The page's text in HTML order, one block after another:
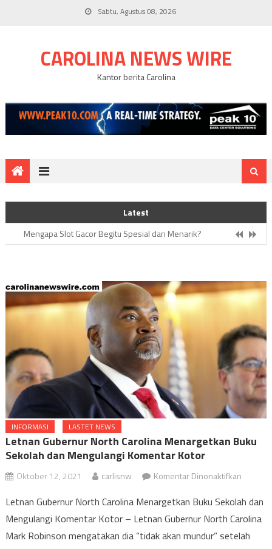
Sabtu, Agustus 08, 2026
CAROLINA NEWS WIRE
Kantor berita Carolina
Latest
Mengapa Partai Republik Carolina Utara Memperluas Obamacare?
Cara Main dan Kelebihan Slot Online Terpercaya
Mengapa Slot Gacor Begitu Spesial dan Menarik?
Pemeriksaan Silang Terhadap Carroll Dilanjutkan Dalam
Ted Budd dari Partai Republik Memenangkan Pemilihan Senat AS
di Carolina Utara
Mengapa Partai Republik Carolina Utara Memperluas Obamacare?
Cara Main dan Kelebihan Slot Online Terpercaya
INFORMASI LASTET NEWS
Letnan Gubernur North Carolina Menargetkan Buku
Sekolah dan Mengulangi Komentar Kotor
Oktober 12, 2021 carlisnw Komentar Dinonaktifkanpada
North
Carolina
Letnan Gubernur North Carolina Menargetkan Buku Sekolah dan
Mengulangi Komentar Kotor – Letnan Gubernur North Carolina
Mark Robinson mengatakan dia “tidak akan mundur” setelah